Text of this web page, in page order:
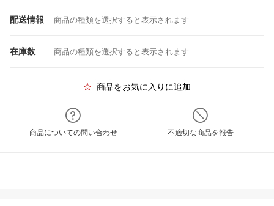
配送情報 商品の種類を選択すると表示されます
在庫数 商品の種類を選択すると表示されます
商品をお気に入りに追加
商品についての問い合わせ 不適切な商品を報告